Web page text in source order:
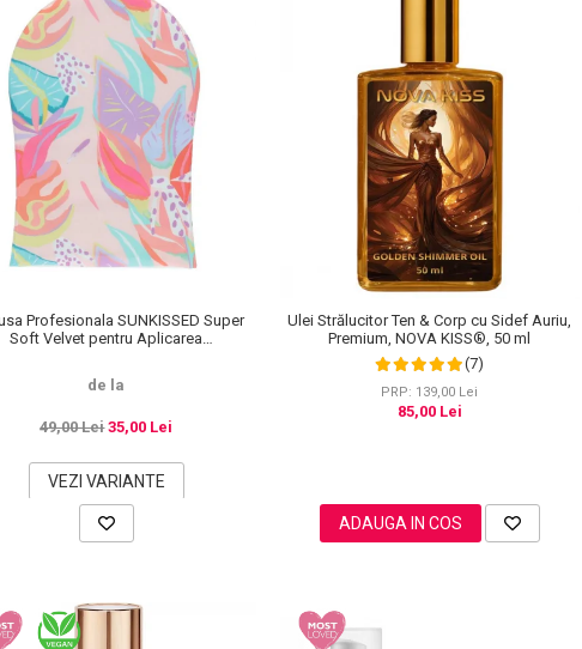
Profesionala SUNKISSED Super
Soft Velvet pentru Aplicarea
de la
49,00 Lei 35,00 Lei
VEZI VARIANTE
Ulei Strălucitor Ten & Corp cu Sidef Auriu,
Premium, NOVA KISS®, 50 ml
(7)
PRP: 139,00 Lei
85,00 Lei
ADAUGA IN COS